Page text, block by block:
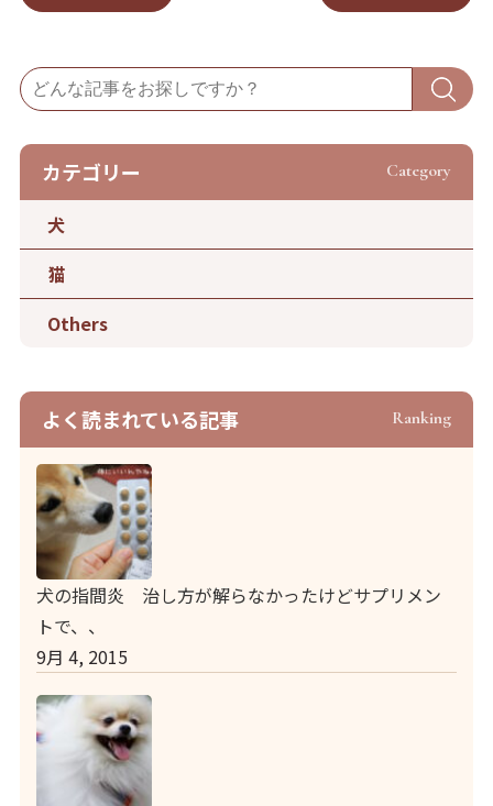
カテゴリー Category
犬
猫
Others
よく読まれている記事 Ranking
犬の指間炎 治し方が解らなかったけどサプリメン
トで、、
9月 4, 2015